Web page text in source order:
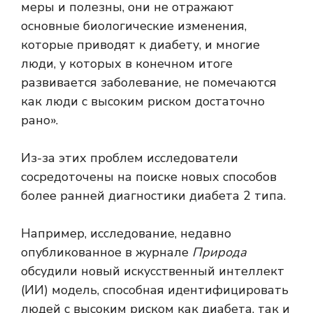
меры и полезны, они не отражают
основные биологические изменения,
которые приводят к диабету, и многие
люди, у которых в конечном итоге
развивается заболевание, не помечаются
как люди с высоким риском достаточно
рано».
Из-за этих проблем исследователи
сосредоточены на поиске новых способов
более ранней диагностики диабета 2 типа.
Например, исследование, недавно
опубликованное в журнале Природа
обсудили новый искусственный интеллект
(ИИ) модель, способная идентифицировать
людей с высоким риском как диабета, так и